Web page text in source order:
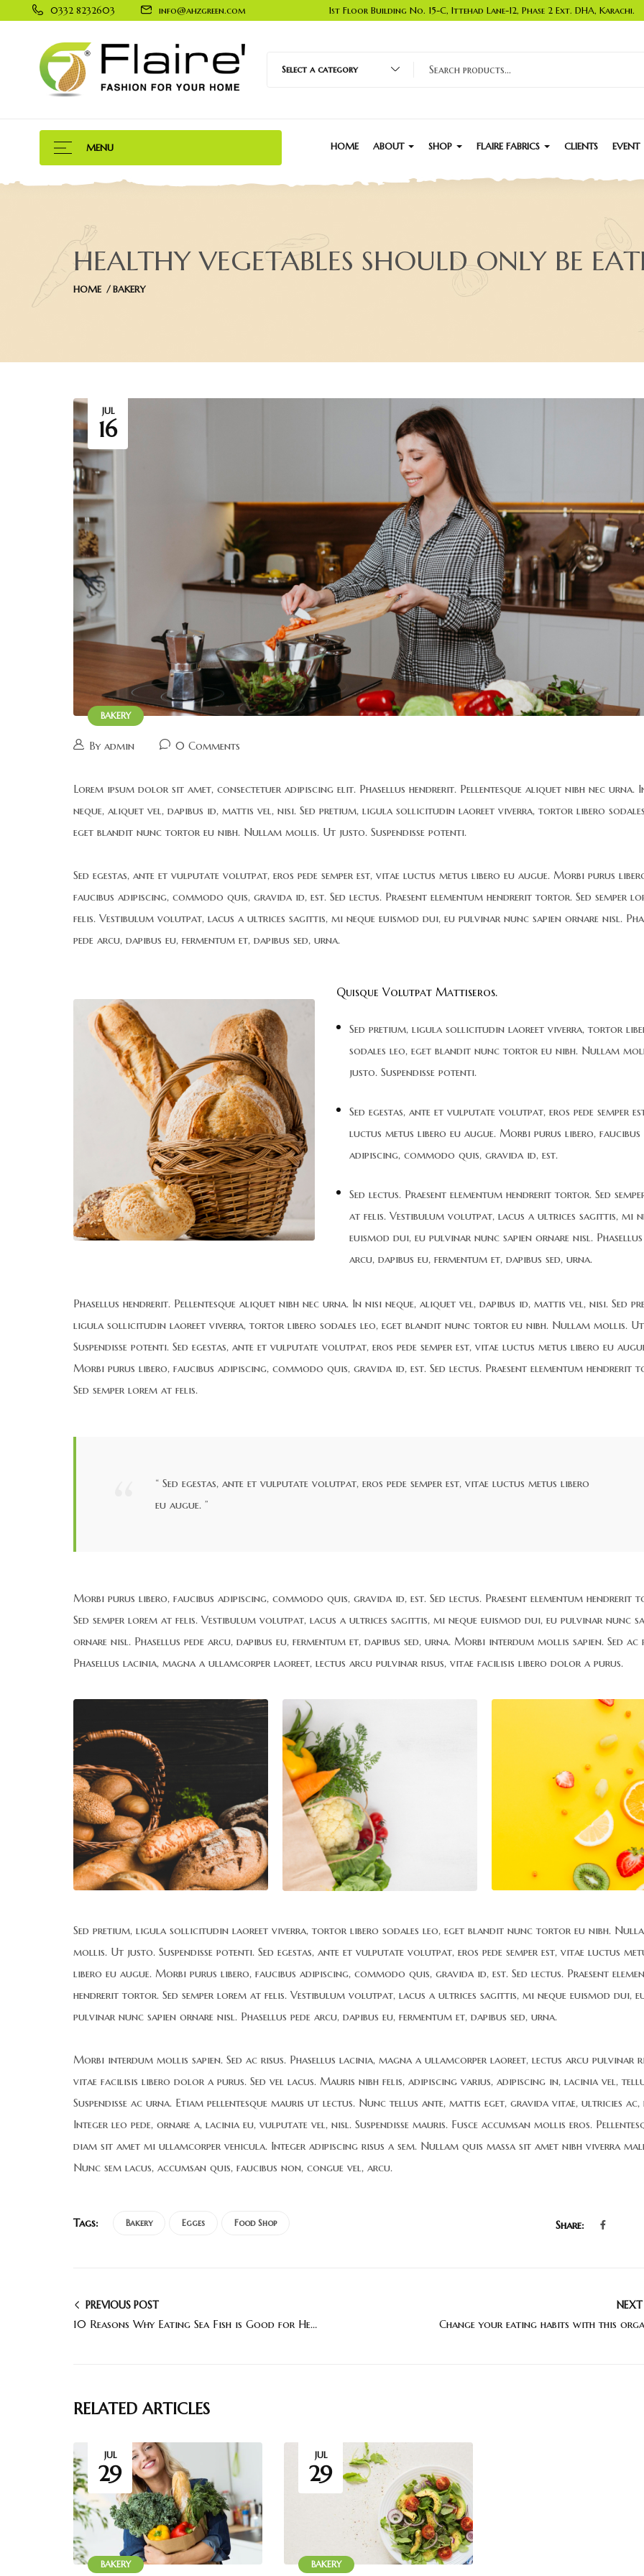
0332 8232603 info@ahzgreen.com 1st Floor Building No. 15-C, Ittehad Lane-12, Phase 2 Ext. DHA, Karachi.
Select a category
MENU HOME ABOUT SHOP FLAIRE FABRICS CLIENTS EVENT
HEALTHY VEGETABLES SHOULD ONLY BE
HOME BAKERY
BAKERY
JUL
16
By admin 0 Comments
Lorem ipsum dolor sit amet, consectetuer adipiscing elit. Phasellus hendrerit. Pellentesque aliquet nibh nec urna.
neque, aliquet vel, dapibus id, mattis vel, nisi. Sed pretium, ligula sollicitudin laoreet viverra, tortor libero
eget blandit nunc tortor eu nibh. Nullam mollis. Ut justo. Suspendisse potenti.
Sed egestas, ante et vulputate volutpat, eros pede semper est, vitae luctus metus libero eu augue. Morbi purus
faucibus adipiscing, commodo quis, gravida id, est. Sed lectus. Praesent elementum hendrerit tortor. Sed semper
felis. Vestibulum volutpat, lacus a ultrices sagittis, mi neque euismod dui, eu pulvinar nunc sapien ornare nisl.
pede arcu, dapibus eu, fermentum et, dapibus sed, urna.
Quisque Volutpat Mattiseros.
Sed pretium, ligula sollicitudin laoreet viverra, tortor
sodales leo, eget blandit nunc tortor eu nibh. Nullam
justo. Suspendisse potenti.
Sed egestas, ante et vulputate volutpat, eros pede semper
luctus metus libero eu augue. Morbi purus libero, faucibus
adipiscing, commodo quis, gravida id, est.
Sed lectus. Praesent elementum hendrerit tortor. Sed
at felis. Vestibulum volutpat, lacus a ultrices sagittis, mi
euismod dui, eu pulvinar nunc sapien ornare nisl. Phasellus
arcu, dapibus eu, fermentum et, dapibus sed, urna.
Phasellus hendrerit. Pellentesque aliquet nibh nec urna. In nisi neque, aliquet vel, dapibus id, mattis vel, nisi. Sed
ligula sollicitudin laoreet viverra, tortor libero sodales leo, eget blandit nunc tortor eu nibh. Nullam mollis.
Suspendisse potenti. Sed egestas, ante et vulputate volutpat, eros pede semper est, vitae luctus metus libero eu
Morbi purus libero, faucibus adipiscing, commodo quis, gravida id, est. Sed lectus. Praesent elementum hendrerit
Sed semper lorem at felis.
“ Sed egestas, ante et vulputate volutpat, eros pede semper est, vitae luctus metus libero
eu augue. ”
Morbi purus libero, faucibus adipiscing, commodo quis, gravida id, est. Sed lectus. Praesent elementum hendrerit
Sed semper lorem at felis. Vestibulum volutpat, lacus a ultrices sagittis, mi neque euismod dui, eu pulvinar nunc
ornare nisl. Phasellus pede arcu, dapibus eu, fermentum et, dapibus sed, urna. Morbi interdum mollis sapien. Sed ac
Phasellus lacinia, magna a ullamcorper laoreet, lectus arcu pulvinar risus, vitae facilisis libero dolor a purus.
Sed pretium, ligula sollicitudin laoreet viverra, tortor libero sodales leo, eget blandit nunc tortor eu nibh.
mollis. Ut justo. Suspendisse potenti. Sed egestas, ante et vulputate volutpat, eros pede semper est, vitae luctus
libero eu augue. Morbi purus libero, faucibus adipiscing, commodo quis, gravida id, est. Sed lectus. Praesent
hendrerit tortor. Sed semper lorem at felis. Vestibulum volutpat, lacus a ultrices sagittis, mi neque euismod dui,
pulvinar nunc sapien ornare nisl. Phasellus pede arcu, dapibus eu, fermentum et, dapibus sed, urna.
Morbi interdum mollis sapien. Sed ac risus. Phasellus lacinia, magna a ullamcorper laoreet, lectus arcu pulvinar
vitae facilisis libero dolor a purus. Sed vel lacus. Mauris nibh felis, adipiscing varius, adipiscing in, lacinia vel,
Suspendisse ac urna. Etiam pellentesque mauris ut lectus. Nunc tellus ante, mattis eget, gravida vitae, ultricies ac,
Integer leo pede, ornare a, lacinia eu, vulputate vel, nisl. Suspendisse mauris. Fusce accumsan mollis eros.
diam sit amet mi ullamcorper vehicula. Integer adipiscing risus a sem. Nullam quis massa sit amet nibh viverra
Nunc sem lacus, accumsan quis, faucibus non, congue vel, arcu.
Tags: Bakery Egges Food Shop Share:
PREVIOUS POST
10 Reasons Why Eating Sea Fish is Good for Health
RELATED ARTICLES
BAKERY
JUL
29
BAKERY
JUL
29